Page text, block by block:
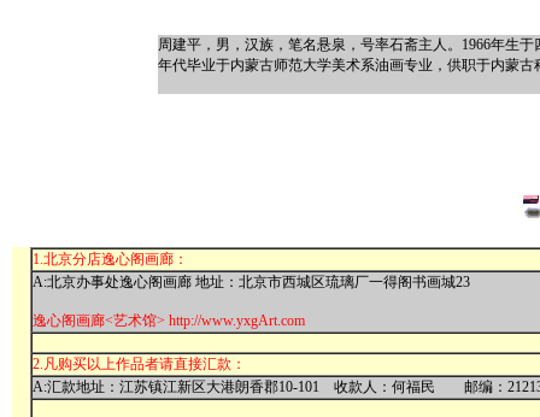
周建平，男，汉族，笔名悬泉，号率石斋主人。1966年生
年代毕业于内蒙古师范大学美术系油画专业，供职于内蒙
1.北京分店逸心阁画廊：
A:北京办事处逸心阁画廊 地址：北京市西城区琉璃厂一得阁书画城23
逸心阁画廊<艺术馆> http://www.yxgArt.com
2.凡购买以上作品者请直接汇款：
A:汇款地址：江苏镇江新区大港朗香郡10-101 收款人：何福民 邮编：